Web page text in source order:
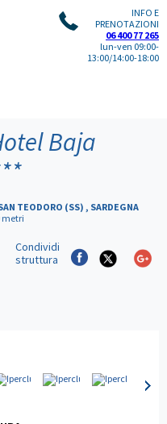
INFO E
PRENOTAZIONI
06 400 77 265
lun-ven 09:00-
13:00/14:00-18:00
Baja
TEODORO (SS) , SARDEGNA
metri
Condividi
struttura